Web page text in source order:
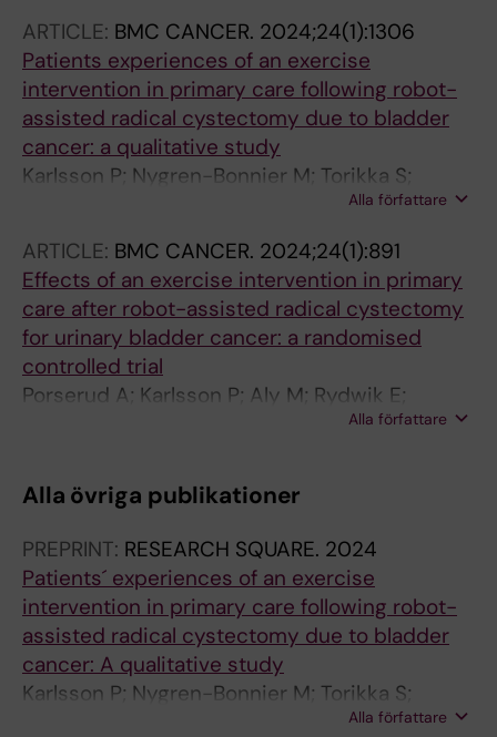
ARTICLE: BMC CANCER. 2024;24(1):1306
Patients experiences of an exercise
intervention in primary care following robot-
assisted radical cystectomy due to bladder
cancer: a qualitative study
Karlsson P; Nygren-Bonnier M; Torikka S;
Porserud A; Henningsohn L; Olsson CB;
Alla författare
ARTICLE: BMC CANCER. 2024;24(1):891
Effects of an exercise intervention in primary
care after robot-assisted radical cystectomy
for urinary bladder cancer: a randomised
controlled trial
Porserud A; Karlsson P; Aly M; Rydwik E;
Torikka S; Henningsohn L; Nygren-Bonnier M;
Alla författare
Alla övriga publikationer
PREPRINT: RESEARCH SQUARE. 2024
Patients´ experiences of an exercise
intervention in primary care following robot-
assisted radical cystectomy due to bladder
cancer: A qualitative study
Karlsson P; Nygren-Bonnier M; Torikka S;
Porserud A; Henningsohn L; Olsson CB;
Alla författare